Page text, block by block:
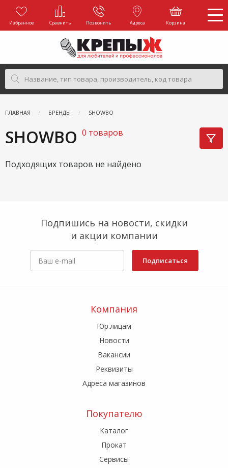
Избранное Сравнить Позвонить Адреса Корзина
ГЛАВНАЯ БРЕНДЫ SHOWBO
SHOWBO 0 товаров
Подходящих товаров не найдено
Подпишись на новости, скидки
и акции компании
Подписаться
Компания
Юр.лицам
Новости
Вакансии
Реквизиты
Адреса магазинов
Покупателю
Каталог
Прокат
Сервисы